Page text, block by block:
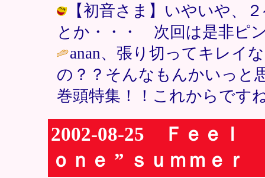
【初音さま】いやいや、
とか・・・ 次回は是非ピ
anan、張り切ってキレイ
の？？そんなもんかいっと
巻頭特集！！これからです
2002-08-25 Ｆｅｅ
ｏｎｅ ” ｓｕｍｍｅｒ